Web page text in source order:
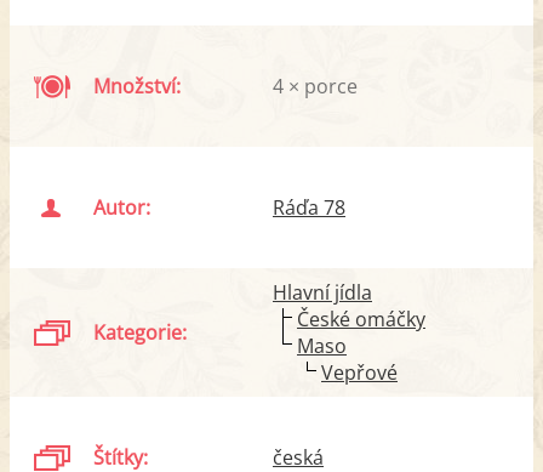
Množství: 4 × porce
Autor: Ráďa 78
Kategorie:
Hlavní jídla
České omáčky
Maso
Vepřové
Štítky: česká